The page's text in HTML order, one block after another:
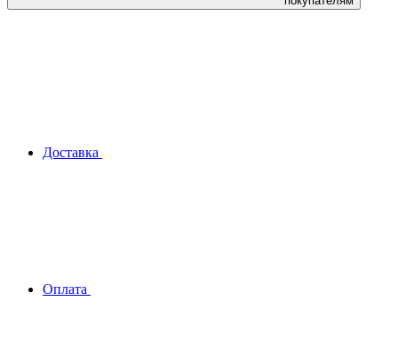
Доставка
Оплата